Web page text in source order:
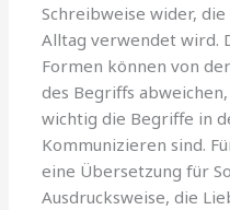
Schreibweise wider,
Alltag verwendet wird.
Formen können von
des Begriffs
wichtig die Begriffe in
Kommunizieren sind.
eine Übersetzung für
Ausdrucksweise, die